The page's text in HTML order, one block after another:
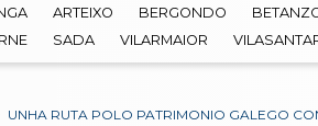
ARTEIXO BERGONDO
SADA VILARMAIOR
UNHA RUTA POLO PATRIMONIO GALEGO